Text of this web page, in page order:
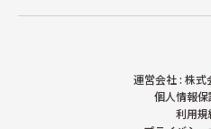
運営会社 : 株
個人情報保
利用規